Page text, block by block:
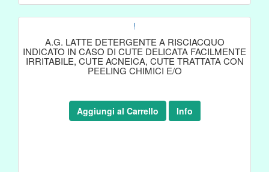
!
A.G. LATTE DETERGENTE A RISCIACQUO
INDICATO IN CASO DI CUTE DELICATA FACILMENTE
IRRITABILE, CUTE ACNEICA, CUTE TRATTATA CON
PEELING CHIMICI E/O
Aggiungi al Carrello Info